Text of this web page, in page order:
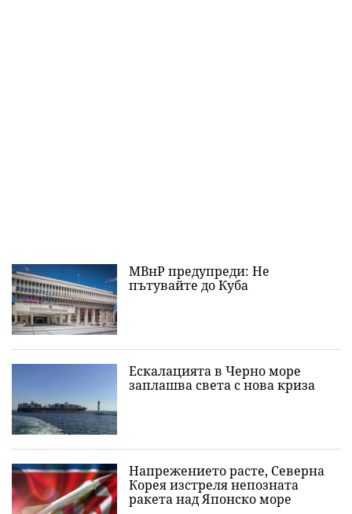
МВнР предупреди: Не
пътувайте до Куба
Ескалацията в Черно море
заплашва света с нова криза
Напрежението расте, Северна
Корея изстреля непозната
ракета над Японско море